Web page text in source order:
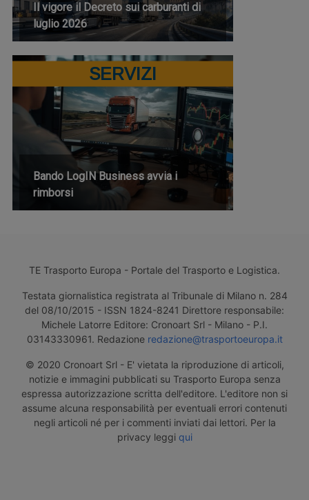
Il vigore il Decreto sui carburanti di
luglio 2026
SERVIZI
Bando LogIN Business avvia i
rimborsi
TE Trasporto Europa - Portale del Trasporto e Logistica.
Testata giornalistica registrata al Tribunale di Milano n. 284
del 08/10/2015 - ISSN 1824-8241 Direttore responsabile:
Michele Latorre Editore: Cronoart Srl - Milano - P.I.
03143330961. Redazione redazione@trasportoeuropa.it
© 2020 Cronoart Srl - E' vietata la riproduzione di articoli,
notizie e immagini pubblicati su Trasporto Europa senza
espressa autorizzazione scritta dell'editore. L'editore non si
assume alcuna responsabilità per eventuali errori contenuti
negli articoli né per i commenti inviati dai lettori. Per la
privacy leggi qui